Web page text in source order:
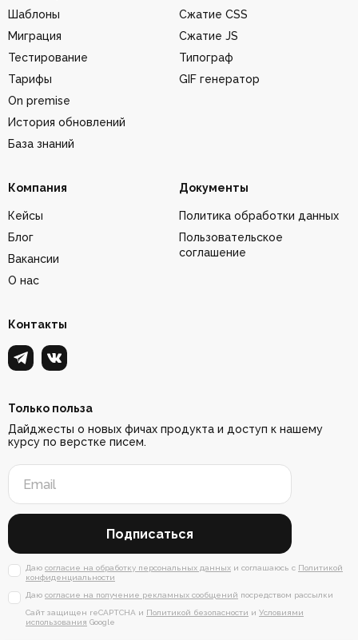
Шаблоны
Миграция
Тестирование
Тарифы
On premise
История обновлений
База знаний
Сжатие CSS
Сжатие JS
Типограф
GIF генератор
Компания
Кейсы
Блог
Вакансии
О нас
Документы
Политика обработки данных
Пользовательское
соглашение
Контакты
Только польза
Дайджесты о новых фичах продукта и доступ к нашему
курсу по верстке писем.
Подписаться
Даю согласие на обработку персональных данных и соглашаюсь с Политикой
конфиденциальности
Даю согласие на получение рекламных сообщений посредством рассылки
Сайт защищен reCAPTCHA и Политикой безопасности и Условиями
использования Google